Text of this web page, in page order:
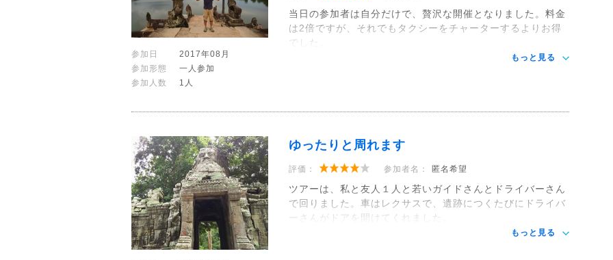
当日の参加者は自分だけで、贅沢な開催となりました。料金
は2倍ですが、それでもタクシーをチャーターするよりお得
でした。
もっと見る
参加日
2017年08月
参加形態
一人参加
参加人数
1人
ゆったりと周れます
評価： 参加者名： 匿名希望
ツアーは、私と友人１人と若いガイドさんとドライバーさん
で回りました。車はレクサスで、遺跡につくたびにドライバ
ーさんがドアを開けてくれました。
もっと見る